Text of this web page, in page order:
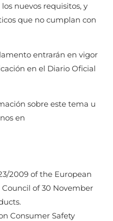
nuevos requisitos, y
que no cumplan con
entrarán en vigor
en el Diario Oficial
sobre este tema u
en
2009 of the European
of 30 November
Consumer Safety